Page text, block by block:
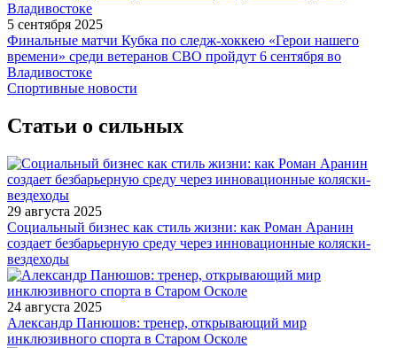
5 сентября 2025
Финальные матчи Кубка по следж-хоккею «Герои нашего
времени» среди ветеранов СВО пройдут 6 сентября во
Владивостоке
Спортивные новости
Статьи о сильных
29 августа 2025
Социальный бизнес как стиль жизни: как Роман Аранин
создает безбарьерную среду через инновационные коляски-
вездеходы
24 августа 2025
Александр Панюшов: тренер, открывающий мир
инклюзивного спорта в Старом Осколе